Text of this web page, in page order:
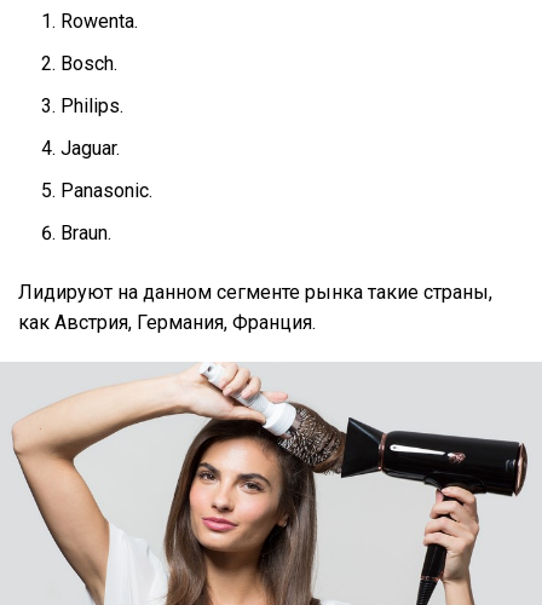
Rowenta.
Bosch.
Philips.
Jaguar.
Panasonic.
Braun.
Лидируют на данном сегменте рынка такие страны,
как Австрия, Германия, Франция.